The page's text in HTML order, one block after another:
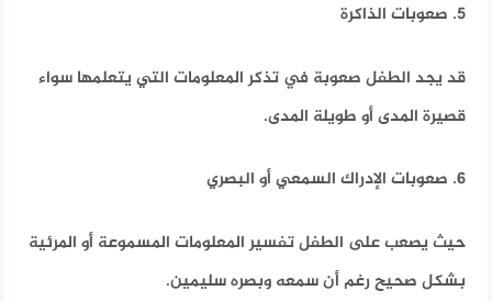
5. صعوبات الذاكرة
قد يجد الطفل صعوبة في تذكر المعلومات التي يتعلمها سواء
قصيرة المدى أو طويلة المدى.
6. صعوبات الإدراك السمعي أو البصري
حيث يصعب على الطفل تفسير المعلومات المسموعة أو المرئية
بشكل صحيح رغم أن سمعه وبصره سليمين.